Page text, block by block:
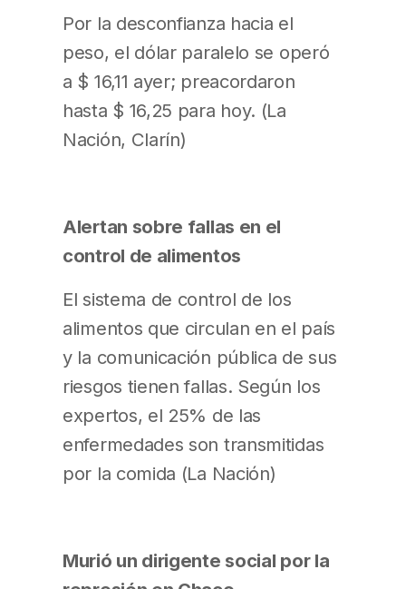
Por la desconfianza hacia el
peso, el dólar paralelo se operó
a $ 16,11 ayer; preacordaron
hasta $ 16,25 para hoy. (La
Nación, Clarín)
Alertan sobre fallas en el
control de alimentos
El sistema de control de los
alimentos que circulan en el país
y la comunicación pública de sus
riesgos tienen fallas. Según los
expertos, el 25% de las
enfermedades son transmitidas
por la comida (La Nación)
Murió un dirigente social por la